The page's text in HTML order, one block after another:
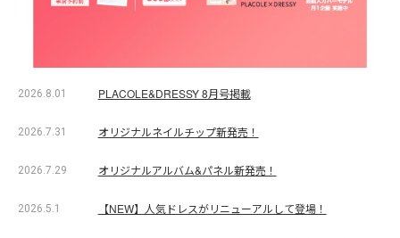
2026.8.01 PLACOLE&DRESSY 8月号掲載
2026.7.31 オリジナルネイルチップ新発売！
2026.7.29 オリジナルアルバム&パネル新発売！
2026.5.1 【NEW】人気ドレスがリニューアルして登場！